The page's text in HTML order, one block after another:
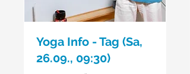
Yoga Info - Tag (Sa,
26.09., 09:30)